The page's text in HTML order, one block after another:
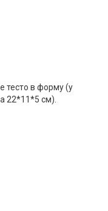
тесто в форму (у
22*11*5 см).